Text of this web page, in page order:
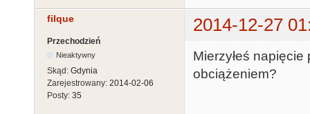
filque 2014-12-27
Przechodzień
Nieaktywny
Skąd: Gdynia
Zarejestrowany: 2014-02-06
Posty: 35
Mierzyłeś
obciążeniem?